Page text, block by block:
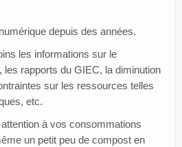
depuis des années.
les informations sur le
les rapports du GIEC, la diminution
sur les ressources telles
etc.
à vos consommations
un petit peu de compost en